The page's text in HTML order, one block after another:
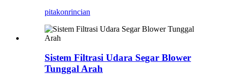
pitakonrincian
Sistem Filtrasi Udara Segar Blower
Tunggal Arah